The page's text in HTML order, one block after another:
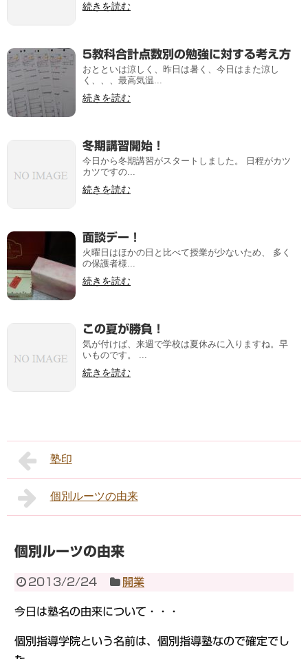
続きを読む
5教科合計点数別の勉強に対する考え方
おとといは涼しく、昨日は暑く、今日はまた涼し
く、、、最高気温...
続きを読む
冬期講習開始！
今日から冬期講習がスタートしました。 日程がカツ
カツですの...
続きを読む
面談デー！
火曜日はほかの日と比べて授業が少ないため、 多く
の保護者様...
続きを読む
この夏が勝負！
気が付けば、来週で学校は夏休みに入りますね。早
いものです。 ...
続きを読む
塾印
個別ルーツの由来
個別ルーツの由来
2013/2/24 開業
今日は塾名の由来について・・・
個別指導学院という名前は、個別指導塾なので確定でし